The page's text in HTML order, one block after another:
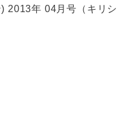
2013年 04月号（キリシ